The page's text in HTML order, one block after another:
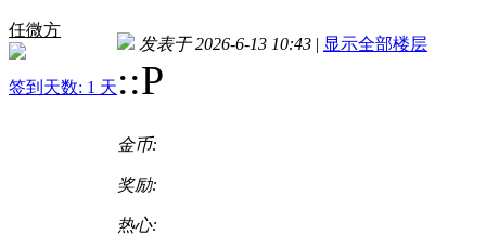
任微方
签到天数: 1 天
发表于 2026-6-13 10:43 | 显示全部楼层
::P
金币:
奖励:
热心: